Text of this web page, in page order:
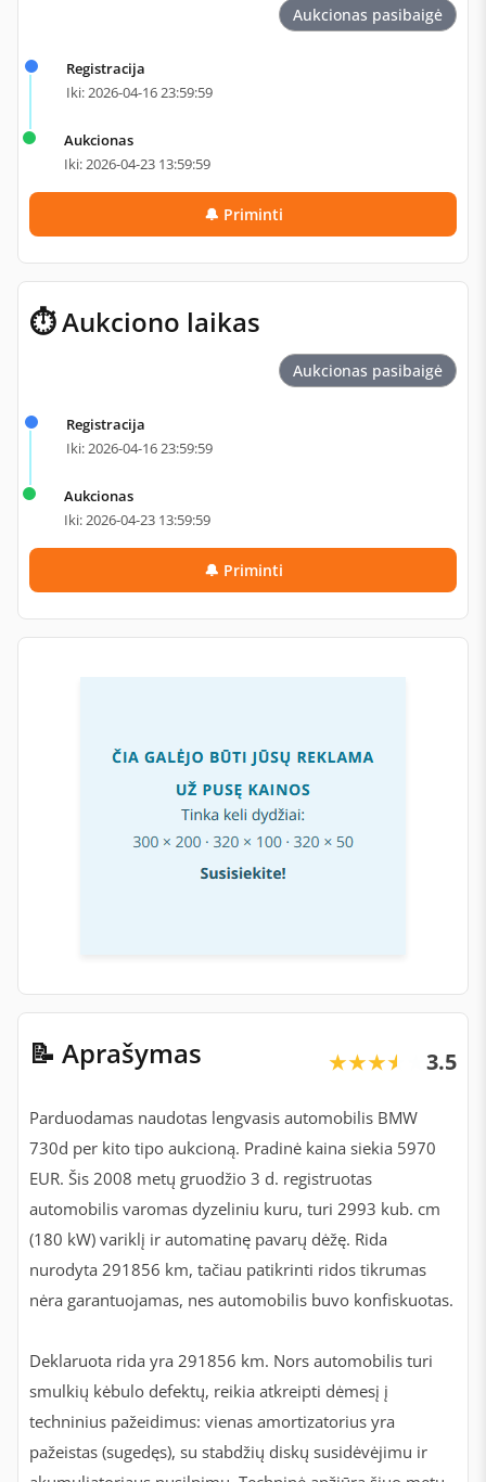
📝 Aprašymas ★★★★★
★★★★★ 3.5
Parduodamas naudotas lengvasis automobilis BMW
730d per kito tipo aukcioną. Pradinė kaina siekia 5970
EUR. Šis 2008 metų gruodžio 3 d. registruotas
automobilis varomas dyzeliniu kuru, turi 2993 kub. cm
(180 kW) variklį ir automatinę pavarų dėžę. Rida
nurodyta 291856 km, tačiau patikrinti ridos tikrumas
nėra garantuojamas, nes automobilis buvo konfiskuotas.
Deklaruota rida yra 291856 km. Nors automobilis turi
smulkių kėbulo defektų, reikia atkreipti dėmesį į
techninius pažeidimus: vienas amortizatorius yra
pažeistas (sugedęs), su stabdžių diskų susidėvėjimu ir
Aukcionas pasibaigė
Registracija
Iki: 2026-04-16 23:59:59
Aukcionas
Iki: 2026-04-23 13:59:59
🔔 Priminti
⏱ Aukciono laikas
Aukcionas pasibaigė
Registracija
Iki: 2026-04-16 23:59:59
Aukcionas
Iki: 2026-04-23 13:59:59
🔔 Priminti